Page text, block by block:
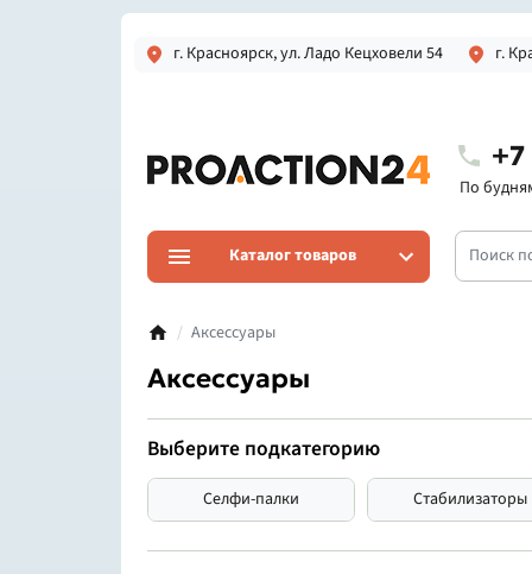
г. Красноярск, ул. Ладо Кецховели 54 г.
По
Каталог товаров
Аксессуары
Аксессуары
Выберите подкатегорию
Селфи-палки Стабилизаторы